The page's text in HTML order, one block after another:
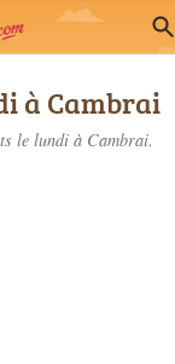
à Cambrai
le lundi à Cambrai.